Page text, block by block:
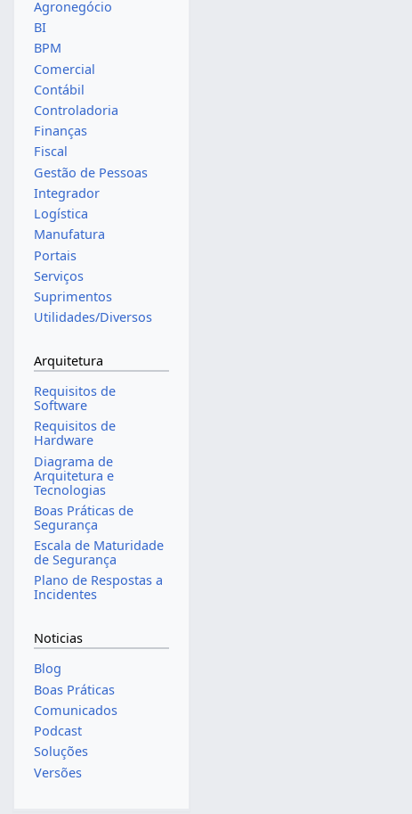
Agronegócio
BI
BPM
Comercial
Contábil
Controladoria
Finanças
Fiscal
Gestão de Pessoas
Integrador
Logística
Manufatura
Portais
Serviços
Suprimentos
Utilidades/Diversos
Arquitetura
Requisitos de
Software
Requisitos de
Hardware
Diagrama de
Arquitetura e
Tecnologias
Boas Práticas de
Segurança
Escala de Maturidade
de Segurança
Plano de Respostas a
Incidentes
Noticias
Blog
Boas Práticas
Comunicados
Podcast
Soluções
Versões